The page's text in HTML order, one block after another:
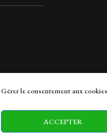
Gérer le consentement aux cookies
ACCEPTER